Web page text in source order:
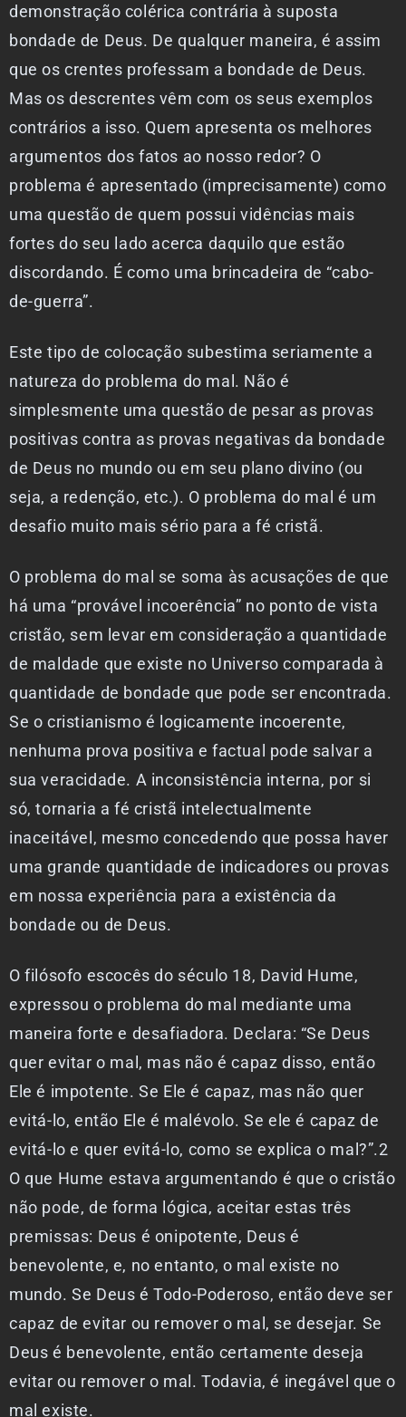
demonstração colérica contrária à suposta
bondade de Deus. De qualquer maneira, é assim
que os crentes professam a bondade de Deus.
Mas os descrentes vêm com os seus exemplos
contrários a isso. Quem apresenta os melhores
argumentos dos fatos ao nosso redor? O
problema é apresentado (imprecisamente) como
uma questão de quem possui vidências mais
fortes do seu lado acerca daquilo que estão
discordando. É como uma brincadeira de “cabo-
de-guerra”.
Este tipo de colocação subestima seriamente a
natureza do problema do mal. Não é
simplesmente uma questão de pesar as provas
positivas contra as provas negativas da bondade
de Deus no mundo ou em seu plano divino (ou
seja, a redenção, etc.). O problema do mal é um
desafio muito mais sério para a fé cristã.
O problema do mal se soma às acusações de que
há uma “provável incoerência” no ponto de vista
cristão, sem levar em consideração a quantidade
de maldade que existe no Universo comparada à
quantidade de bondade que pode ser encontrada.
Se o cristianismo é logicamente incoerente,
nenhuma prova positiva e factual pode salvar a
sua veracidade. A inconsistência interna, por si
só, tornaria a fé cristã intelectualmente
inaceitável, mesmo concedendo que possa haver
uma grande quantidade de indicadores ou provas
em nossa experiência para a existência da
bondade ou de Deus.
O filósofo escocês do século 18, David Hume,
expressou o problema do mal mediante uma
maneira forte e desafiadora. Declara: “Se Deus
quer evitar o mal, mas não é capaz disso, então
Ele é impotente. Se Ele é capaz, mas não quer
evitá-lo, então Ele é malévolo. Se ele é capaz de
evitá-lo e quer evitá-lo, como se explica o mal?”.2
O que Hume estava argumentando é que o cristão
não pode, de forma lógica, aceitar estas três
premissas: Deus é onipotente, Deus é
benevolente, e, no entanto, o mal existe no
mundo. Se Deus é Todo-Poderoso, então deve ser
capaz de evitar ou remover o mal, se desejar. Se
Deus é benevolente, então certamente deseja
evitar ou remover o mal. Todavia, é inegável que o
mal existe.